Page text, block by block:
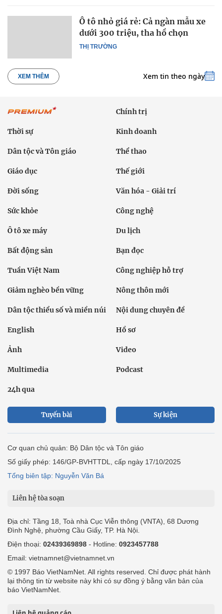
THỊ TRƯỜNG
Ô tô nhỏ giá rẻ: Cả ngàn mẫu xe
dưới 300 triệu, tha hồ chọn
XEM THÊM Xem tin theo ngày
Chính trị
Thời sự Kinh doanh
Dân tộc và Tôn giáo Thể thao
Giáo dục Thế giới
Đời sống Văn hóa - Giải trí
Sức khỏe Công nghệ
Ô tô xe máy Du lịch
Bất động sản Bạn đọc
Tuần Việt Nam Công nghiệp hỗ trợ
Giảm nghèo bền vững Nông thôn mới
Dân tộc thiểu số và miền núi Nội dung chuyên đề
English Hồ sơ
Ảnh Video
Multimedia Podcast
24h qua
Tuyến bài Sự kiện
Cơ quan chủ quản: Bộ Dân tộc và Tôn giáo
Số giấy phép: 146/GP-BVHTTDL, cấp ngày 17/10/2025
Tổng biên tập: Nguyễn Văn Bá
Liên hệ tòa soạn
Địa chỉ: Tầng 18, Toà nhà Cục Viễn thông (VNTA), 68 Dương
Đình Nghệ, phường Cầu Giấy, TP. Hà Nội.
Điện thoại: 02439369898 - Hotline: 0923457788
Email: vietnamnet@vietnamnet.vn
© 1997 Báo VietNamNet. All rights reserved. Chỉ được phát hành
lại thông tin từ website này khi có sự đồng ý bằng văn bản của
báo VietNamNet.